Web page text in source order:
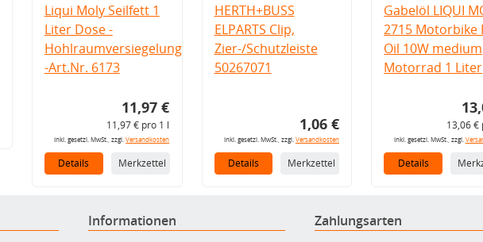
Liqui Moly Seilfett 1
Liter Dose -
Hohlraumversiegelung
-Art.Nr. 6173
11,97 €
11,97 € pro 1 l
inkl. gesetzl. MwSt., zzgl.Versandkosten
Details Merkzettel
HERTH+BUSS
ELPARTS Clip,
Zier-/Schutzleiste
50267071
1,06 €
inkl. gesetzl. MwSt., zzgl. Versandkosten
Details Merkzettel
Gabelöl LIQUI
2715 Motorbike
Oil 10W medium
Motorrad 1 Liter
13,06 €
inkl. gesetzl. MwSt., zzgl.
Details
Informationen Zahlungsarten